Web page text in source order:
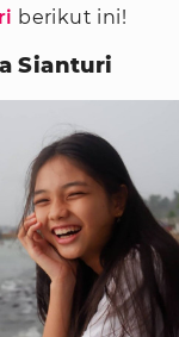
berikut ini!
Sianturi